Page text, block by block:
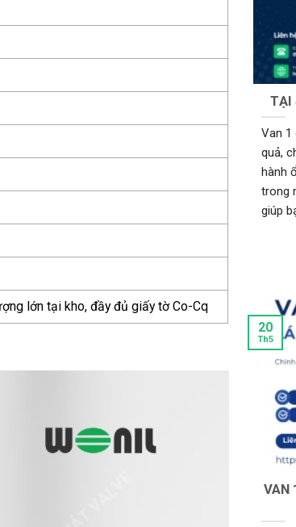
lớn tại kho, đầy đủ giấy tờ Co-Cq
TẠI
Van 1
quả,
hành
trong
giúp
VAN
20
Th5